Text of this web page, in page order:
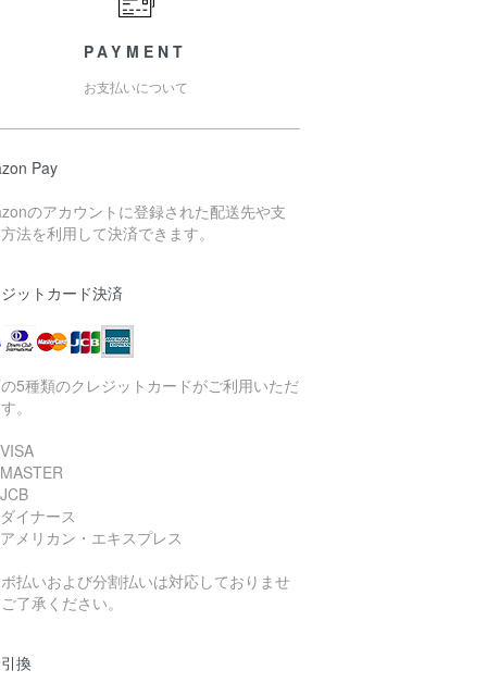
PAYMENT
お支払いについて
Pay
のアカウントに登録された配送先や支
法を利用して決済できます。
ットカード決済
5種類のクレジットカードがご利用いただ
。
イナース
メリカン・エキスプレス
ボ払いおよび分割払いは対応しておりませ
了承ください。
換